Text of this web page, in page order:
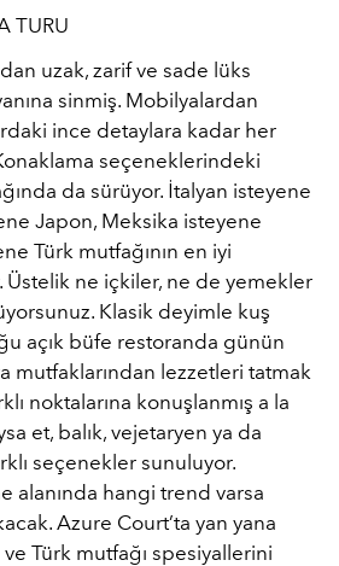
TURU
uzak, zarif ve sade lüks
sinmiş. Mobilyalardan
ince detaylara kadar her
seçeneklerindeki
da sürüyor. İtalyan isteyene
Japon, Meksika isteyene
Türk mutfağının en iyi
Üstelik ne içkiler, ne de yemekler
Klasik deyimle kuş
açık büfe restoranda günün
mutfaklarından lezzetleri tatmak
noktalarına konuşlanmış a la
et, balık, vejetaryen ya da
seçenekler sunuluyor.
alanında hangi trend varsa
Azure Court’ta yan yana
Türk mutfağı spesiyallerini